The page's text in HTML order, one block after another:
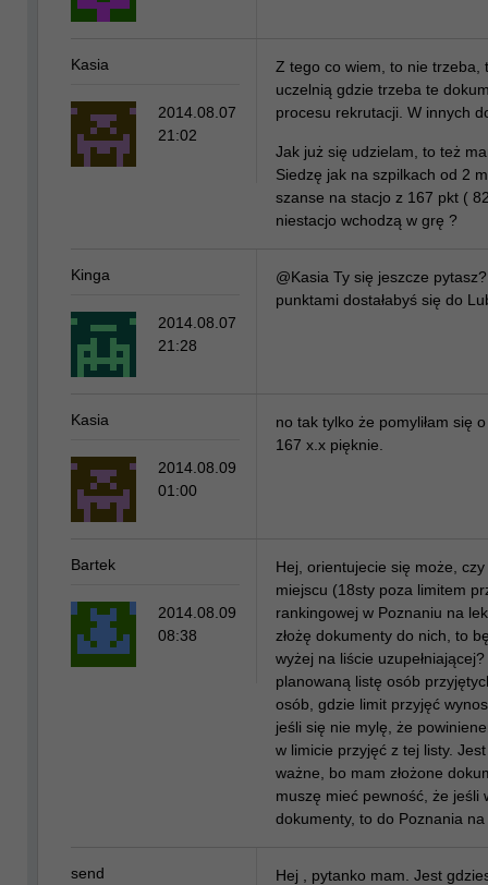
Z tego co wiem, to nie trzeba,
uczelnią gdzie trzeba te
procesu rekrutacji. W innych
Jak już się udzielam, to też
Siedzę jak na szpilkach od 2
szanse na stacjo z 167 pkt (
niestacjo wchodzą w grę ?
Kasia
2014.08.07
21:02
@Kasia Ty się jeszcze
punktami dostałabyś się do
Kinga
2014.08.07
21:28
no tak tylko że pomyliłam się
167 x.x pięknie.
Kasia
2014.08.09
01:00
Hej, orientujecie się może,
miejscu (18sty poza limitem
rankingowej w Poznaniu na
złożę dokumenty do nich, to
wyżej na liście
planowaną listę osób
osób, gdzie limit przyjęć
jeśli się nie mylę, że
w limicie przyjęć z tej listy.
ważne, bo mam złożone
muszę mieć pewność, że jeśli
dokumenty, to do Poznania
Bartek
2014.08.09
08:38
Hej , pytanko mam. Jest
send